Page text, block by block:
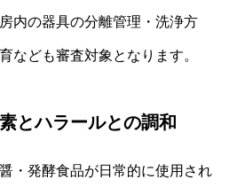
内の器具の分離管理・洗浄方
なども審査対象となります。
とハラールとの調和
・発酵食品が日常的に使用され